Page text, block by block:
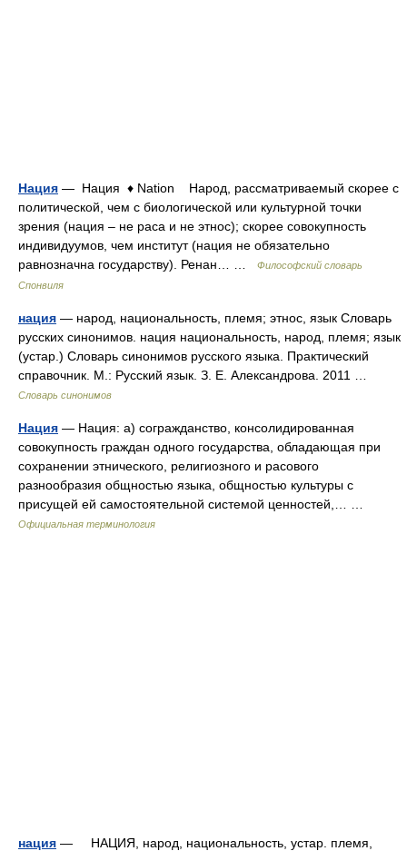
Нация — Нация ♦ Nation Народ, рассматриваемый скорее с
политической, чем с биологической или культурной точки
зрения (нация – не раса и не этнос); скорее совокупность
индивидуумов, чем институт (нация не обязательно
равнозначна государству). Ренан… …
Философский словарь
Спонвиля
нация — народ, национальность, племя; этнос, язык Словарь
русских синонимов. нация национальность, народ, племя; язык
(устар.) Словарь синонимов русского языка. Практический
справочник. М.: Русский язык. З. Е. Александрова. 2011 …
Словарь синонимов
Нация — Нация: а) согражданство, консолидированная
совокупность граждан одного государства, обладающая при
сохранении этнического, религиозного и расового
разнообразия общностью языка, общностью культуры с
присущей ей самостоятельной системой ценностей,… …
Официальная терминология
нация — НАЦИЯ, народ, национальность, устар. племя,